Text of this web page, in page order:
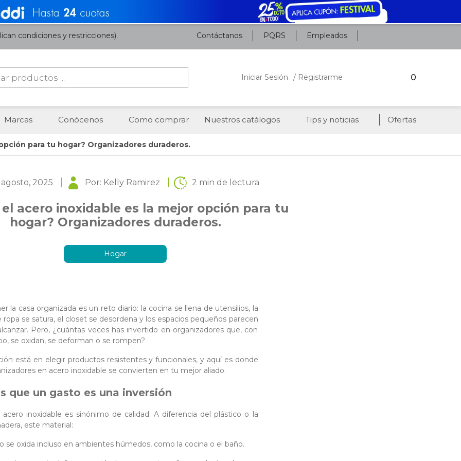
condiciones y restricciones). Contáctanos PQRS Empleados
Iniciar Sesión / Registrarme 0
Marcas Conócenos Como comprar Nuestros catálogos Tips y noticias Ofertas
para tu hogar? Organizadores duraderos.
2025 Por: Kelly Ramirez 2 min de lectura
acero inoxidable es la mejor opción para tu
hogar? Organizadores duraderos.
Hogar
la casa organizada es un reto diario: la cocina se llena de utensilios, la
ropa se satura, el closet se desordena y los espacios pequeños parecen
Pero, ¿cuántas veces has invertido en organizadores que, con
se oxidan, se deforman o se rompen?
está en elegir productos resistentes y funcionales, y aquí es donde
en acero inoxidable se convierten en tu mejor aliado.
que un gasto es una inversión
acero inoxidable es sinónimo de calidad. A diferencia del plástico o la
este material:
se oxida incluso en ambientes húmedos, como la cocina o el baño.